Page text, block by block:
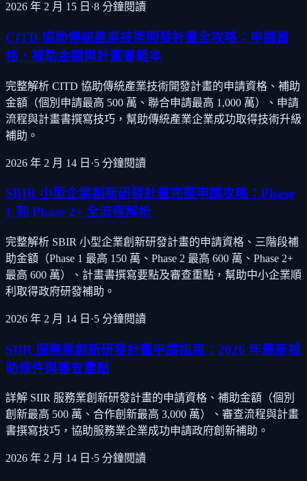
2026 年 2 月 15 日 ·8 分鐘閱讀
CITD 協助傳統產業技術開發計畫全攻略：申請資
格、補助金額與計畫書範本
完整解析 CITD 協助傳統產業技術開發計畫的申請資格、補助
金額（個別申請最高 500 萬、聯合申請最高 1,000 萬）、申請
流程與計畫書撰寫技巧，幫助傳統產業企業成功取得技術升級
補助。
2026 年 2 月 14 日 ·5 分鐘閱讀
SBIR 小型企業創新研發計畫完整申請攻略：Phase
1 到 Phase 2+ 全流程解析
完整解析 SBIR 小型企業創新研發計畫的申請資格、三階段補
助金額（Phase 1 最高 150 萬、Phase 2 最高 600 萬、Phase 2+
最高 600 萬）、計畫書撰寫要點及審查重點，幫助中小企業順
利取得政府研發補助。
2026 年 2 月 14 日 ·5 分鐘閱讀
SIIR 服務業創新研發計畫申請指南：2026 年最新補
助條件與審查重點
詳解 SIIR 服務業創新研發計畫的申請資格、補助金額（個別
創新最高 500 萬、合作創新最高 3,000 萬）、審查流程與計畫
書撰寫技巧，協助服務業企業成功申請政府創新補助。
2026 年 2 月 14 日 ·5 分鐘閱讀